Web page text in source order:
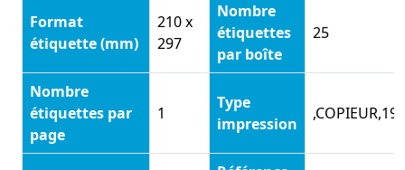
Format
étiquette (mm)
210 x
297
Nombre
étiquettes
par boîte
25
Nombre
étiquettes par
page
1
Type
impression